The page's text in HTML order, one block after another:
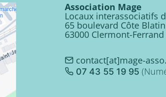
Association Mage
Locaux interassociatifs
65 boulevard Côte Blatin
63000 Clermont-Ferrand
contact[at]mage-
07 43 55 19 95